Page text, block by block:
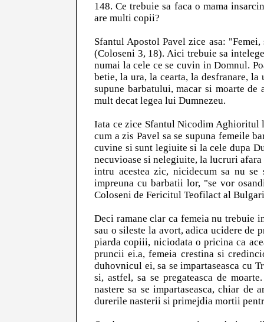
148. Ce trebuie sa faca o mama
are multi copii?
Sfantul Apostol Pavel zice asa:
(Coloseni 3, 18). Aici trebuie sa
numai la cele ce se cuvin in Domnul.
betie, la ura, la cearta, la desfranare, la
supune barbatului, macar si moarte
mult decat legea lui Dumnezeu.
Iata ce zice Sfantul Nicodim Aghioritul
cum a zis Pavel sa se supuna femeile
cuvine si sunt legiuite si la cele dupa
necuvioase si nelegiuite, la lucruri
intru acestea zic, nicidecum sa nu
impreuna cu barbatii lor, "se vor
Coloseni de Fericitul Teofilact al
Deci ramane clar ca femeia nu trebuie
sau o sileste la avort, adica ucidere de
piarda copiii, niciodata o pricina ca
pruncii ei.a, femeia crestina si
duhovnicul ei, sa se impartaseasca cu
si, astfel, sa se pregateasca de
nastere sa se impartaseasca, chiar
durerile nasterii si primejdia mortii